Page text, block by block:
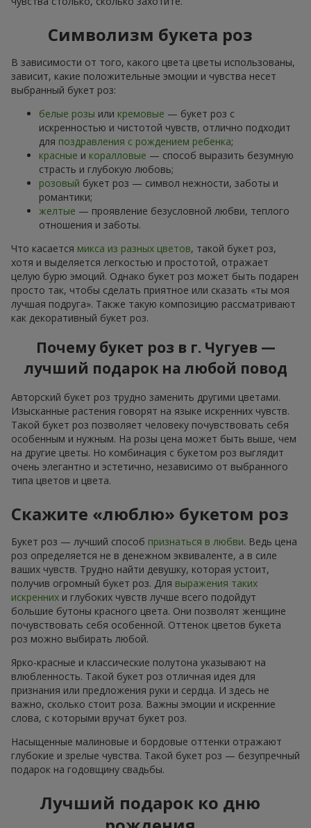
Символизм букета роз
В зависимости от того, какого цвета цветы использованы,
зависит, какие положительные эмоции и чувства несет
выбранный букет роз:
белые розы или кремовые — букет роз с
искренностью и чистотой чувств, отлично подходит
для поздравления с рождением ребенка;
красные и коралловые — способ выразить безумную
страсть и глубокую любовь;
розовый букет роз — символ нежности, заботы и
романтики;
желтые — проявление безусловной любви, теплого
отношения и заботы.
Что касается микса из разных цветов, такой букет роз,
хотя и выделяется легкостью и простотой, отражает
целую бурю эмоций. Однако букет роз может быть подарен
просто так, чтобы сделать приятное или сказать «ты моя
лучшая подруга». Также такую композицию рассматривают
как декоративный букет роз.
Почему букет роз в г. Чугуев —
лучший подарок на любой повод
Авторский букет роз трудно заменить другими цветами.
Изысканные растения говорят на языке искренних чувств.
Такой букет роз позволяет человеку почувствовать себя
особенным и нужным. На розы цена может быть выше, чем
на другие цветы. Но комбинация с букетом роз выглядит
очень элегантно и эстетично, независимо от выбранного
типа цветов и цвета.
Скажите «люблю» букетом роз
Букет роз — лучший способ признаться в любви. Ведь цена
роз определяется не в денежном эквиваленте, а в силе
ваших чувств. Трудно найти девушку, которая устоит,
получив огромный букет роз. Для выражения таких
искренних и глубоких чувств лучше всего подойдут
большие бутоны красного цвета. Они позволят женщине
почувствовать себя особенной. Оттенок цветов букета
роз можно выбирать любой.
Ярко-красные и классические полутона указывают на
влюбленность. Такой букет роз отличная идея для
признания или предложения руки и сердца. И здесь не
важно, сколько стоит роза. Важны эмоции и искренние
слова, с которыми вручат букет роз.
Насыщенные малиновые и бордовые оттенки отражают
глубокие и зрелые чувства. Такой букет роз — безупречный
подарок на годовщину свадьбы.
Лучший подарок ко дню